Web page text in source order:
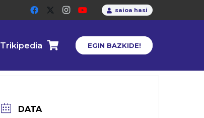
saioa hasi
Trikipedia EGIN BAZKIDE!
DATA